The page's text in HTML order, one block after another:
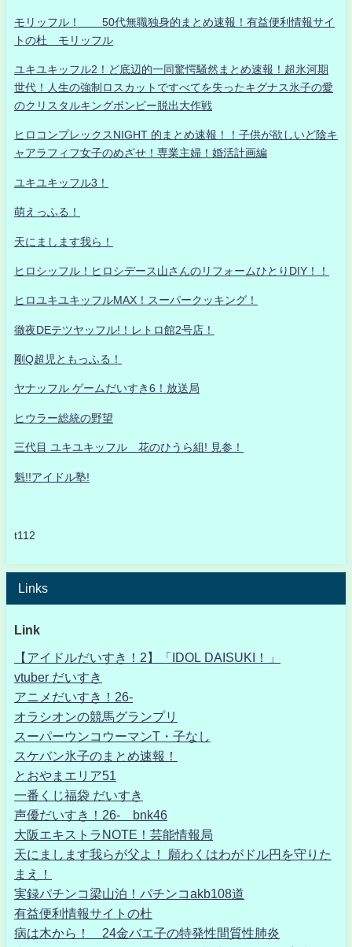
モリッフル！ 50代無職独身的まとめ速報！有益便利情報サイ
トの杜 モリッフル
ユキユキッフル2！ど底辺的一同驚愕騒然まとめ速報！超氷河期
世代！人生の強制ロスカットですべてを失ったキグナス氷子の愛
のクリスタルキングボンビー脱出大作戦
ヒロコンプレックスNIGHT 的まとめ速報！！子供が欲しいど陰キ
ャアラフィフ女子のめざせ！専業主婦！婚活計画編
ユキユキッフル3！
萌えっふる！
天にまします我ら！
ヒロシッフル！ヒロシデース山さんのリフォームひとりDIY！！
ヒロユキユキッフルMAX！スーパークッキング！
徹夜DEテツヤッフル!！レトロ館2号店！
剛Q超児ともっふる！
ヤナッフル ゲームだいすき6！放送局
ヒウラー総統の野望
三代目 ユキユキッフル 花のひうら組! 見参！
魁!!アイドル塾!
t112
Links
Link
【アイドルだいすき！2】「IDOL DAISUKI！」
vtuber だいすき
アニメだいすき！26-
オラシオンの競馬グランプリ
スーパーウンコウーマンT・子なし
スケバン氷子のまとめ速報！
とおやまエリア51
一番くじ福袋 だいすき
声優だいすき！26- bnk46
大阪エキストラNOTE！芸能情報局
天にまします我らが父よ！ 願わくはわがドル円を守りた
まえ！
実録パチンコ梁山泊！パチンコakb108道
有益便利情報サイトの杜
病は木から！ 24金バエ子の特発性間質性肺炎